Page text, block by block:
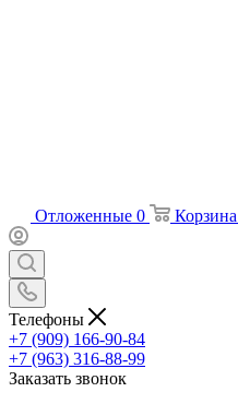
Отложенные 0 Корзина
Телефоны
+7 (909) 166-90-84
+7 (963) 316-88-99
Заказать звонок